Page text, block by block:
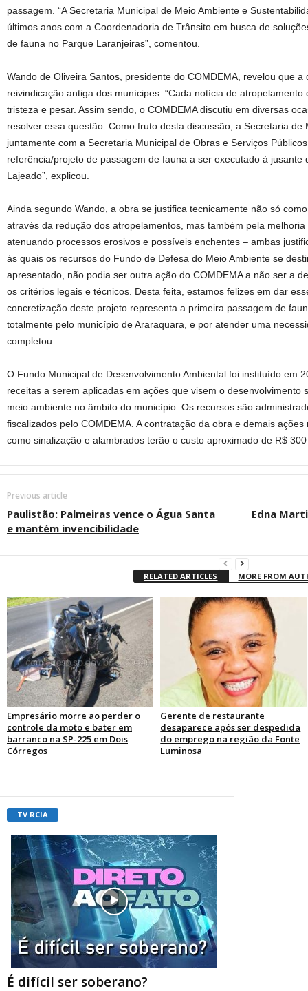
passagem. “A Secretaria Municipal de Meio Ambiente e
últimos anos com a Coordenadoria de Trânsito em busca de
de fauna no Parque Laranjeiras”, comentou.
Wando de Oliveira Santos, presidente do COMDEMA, revelou que
reivindicação antiga dos munícipes. “Cada notícia de
tristeza e pesar. Assim sendo, o COMDEMA discutiu em diversas
resolver essa questão. Como fruto desta discussão, a Secretaria de
juntamente com a Secretaria Municipal de Obras e Serviços
referência/projeto de passagem de fauna a ser executado à jusante
Lajeado”, explicou.
Ainda segundo Wando, a obra se justifica tecnicamente não só
através da redução dos atropelamentos, mas também pela
atenuando processos erosivos e possíveis enchentes – ambas
às quais os recursos do Fundo de Defesa do Meio Ambiente se
apresentado, não podia ser outra ação do COMDEMA a não ser a
os critérios legais e técnicos. Desta feita, estamos felizes em dar
concretização deste projeto representa a primeira passagem de
totalmente pelo município de Araraquara, e por atender uma
completou.
O Fundo Municipal de Desenvolvimento Ambiental foi instituído em
receitas a serem aplicadas em ações que visem o desenvolvimento
meio ambiente no âmbito do município. Os recursos são
fiscalizados pelo COMDEMA. A contratação da obra e demais
como sinalização e alambrados terão o custo aproximado de R$
Previous article
Paulistão: Palmeiras vence o Água Santa
e mantém invencibilidade
Edna
RELATED ARTICLES MORE FROM
Empresário morre ao perder o
controle da moto e bater em
barranco na SP-225 em Dois
Córregos
Gerente de restaurante
desaparece após ser despedida
do emprego na região da Fonte
Luminosa
TV RCIA
É difícil ser soberano?